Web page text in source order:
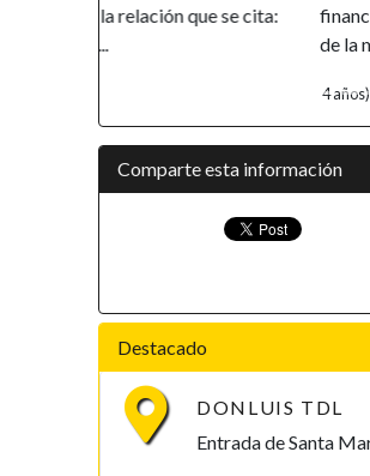
financiera, así como el
de la mujer, ha...
Comparte esta información
Destacado
DONLUIS TDL